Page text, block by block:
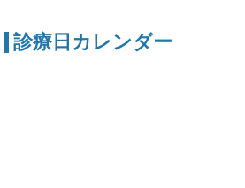
診療日カレンダー